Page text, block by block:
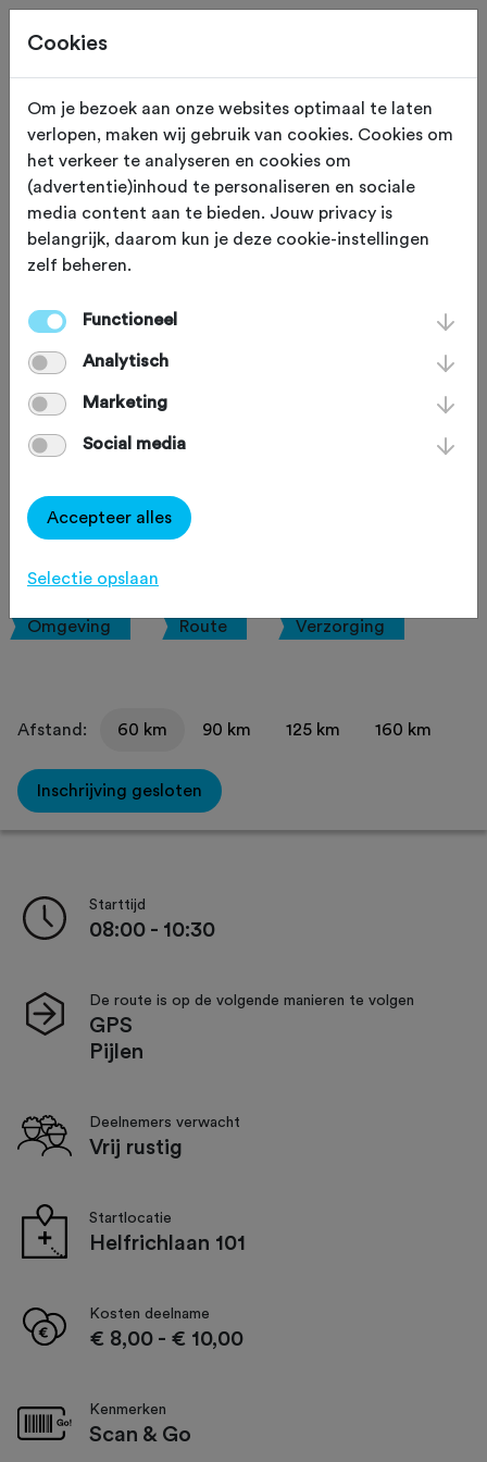
Deze tocht heeft reeds plaatsgevonden op 1-6-2024.
ZATERDAG 1 JUN 2024
Vael Ouwe 2024 -
Veluwe, Posbank &
IJsselvallei
Racefiets
Omgeving Route Verzorging
Afstand: 60 km 90 km 125 km 160 km
Inschrijving gesloten
Starttijd
08:00 - 10:30
De route is op de volgende manieren te volgen
GPS
Pijlen
Deelnemers verwacht
Vrij rustig
Startlocatie
Helfrichlaan 101
Kosten deelname
€ 8,00 - € 10,00
Kenmerken
Scan & Go
Cookies
Om je bezoek aan onze websites optimaal te laten
verlopen, maken wij gebruik van cookies. Cookies om
het verkeer te analyseren en cookies om
(advertentie)inhoud te personaliseren en sociale
media content aan te bieden. Jouw privacy is
belangrijk, daarom kun je deze cookie-instellingen
zelf beheren.
Functioneel
Analytisch
Marketing
Social media
Accepteer alles
Selectie opslaan